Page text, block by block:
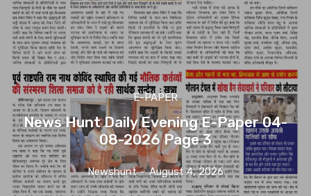
E-PAPER
News Hunt Daily Evening E-Paper 04-
08-2026 Page 3
Newshunt - August 4, 2026